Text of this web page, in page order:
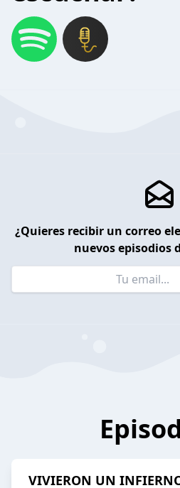
¿Quieres recibir un correo
nuevos episodios
VIVIERON UN